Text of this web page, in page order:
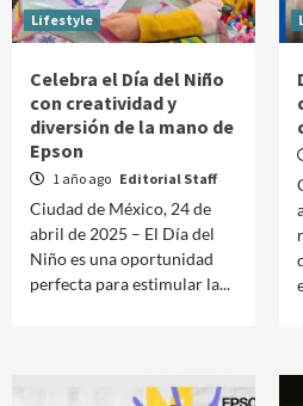
Lifestyle
Celebra el Día del Niño
con creatividad y
diversión de la mano de
Epson
1 año ago Editorial Staff
Ciudad de México, 24 de
abril de 2025 – El Día del
Niño es una oportunidad
perfecta para estimular la...